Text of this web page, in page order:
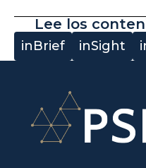
Lee los
inBrief inSight